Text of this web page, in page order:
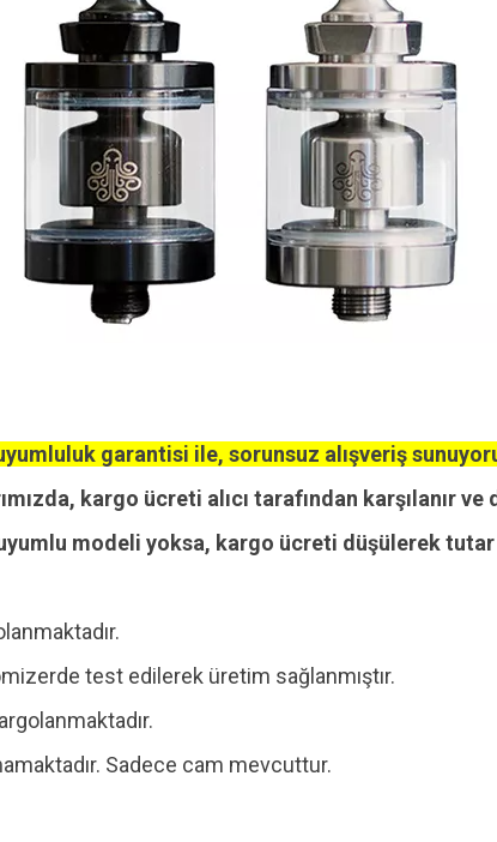
garantisi ile, sorunsuz alışveriş
kargo ücreti alıcı tarafından karşılanır
modeli yoksa, kargo ücreti düşülerek
test edilerek üretim sağlanmıştır.
Sadece cam mevcuttur.